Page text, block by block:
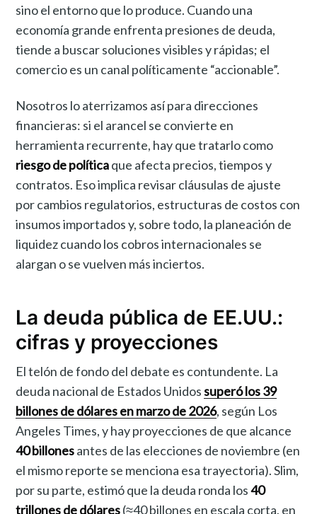
sino el entorno que lo produce. Cuando una
economía grande enfrenta presiones de deuda,
tiende a buscar soluciones visibles y rápidas; el
comercio es un canal políticamente “accionable”.
Nosotros lo aterrizamos así para direcciones
financieras: si el arancel se convierte en
herramienta recurrente, hay que tratarlo como
riesgo de políticaque afecta precios, tiempos y
contratos. Eso implica revisar cláusulas de ajuste
por cambios regulatorios, estructuras de costos con
insumos importados y, sobre todo, la planeación de
liquidez cuando los cobros internacionales se
alargan o se vuelven más inciertos.
La deuda pública de EE.UU.:
cifras y proyecciones
El telón de fondo del debate es contundente. La
deuda nacional de Estados Unidossuperó los 39
billones de dólares en marzo de 2026, según Los
Angeles Times, y hay proyecciones de que alcance
40 billonesantes de las elecciones de noviembre (en
el mismo reporte se menciona esa trayectoria). Slim,
por su parte, estimó que la deuda ronda los40
trillones de dólares(≈40 billones en escala corta, en